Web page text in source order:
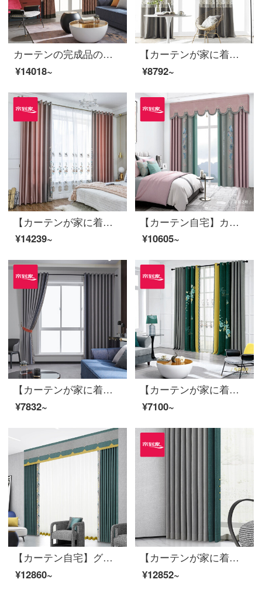
カーテンの完成品の高遮光ジャカードの軽奢底部にはカーテンを取り付けてカスタマイズします。金粉の世家の居間の寝室の床の窓は裏地LDC 20 SSC-48 Sフックを含みます。
¥14018~
【カーテンが家に着く】简欧高遮光シームレスに新商品のカーテンをつなぎます。ドットが高くて、精密で純色のリビングルーム。テーラーLDC 20 SSA-1201 Sフック/カーテンヘッドを含まない(高さ2.6メートル以内で変えられます。)Sカーテンセット/ダブルオープン(適用窓幅2-2.6メートル)
¥8792~
【カーテンが家に着く】新中国式カーテンの完成品の定型化は高遮光リビングルームの高精密な湯圓粉の花をつないで特注地窓JBLW-009 Sフック/カーテンヘッドを含まない(高さ2.6メートル以内で改変可能)XLのカーテンセット/ダブルオープン(適用窓幅3.5-4.1メートル)
¥14239~
【カーテン自宅】カーテン完成品ロマンチック田園シームレスに布のカーテンをつないで、日除けのリビングルームの純色の大花雪尼爾高遮光カスタム床の窓LDC 20 SSA-0644 Sフック/カーテンヘッドを含まない(高さ2.6 m以内で変更可能)XLのカーテンセット/ダブルオープン(適用窓幅3.5-4.1 m)
¥10605~
【カーテンが家に着く】軽贅沢で簡単な高遮光継ぎ手ロンドン雨夜カーテン製品2020新型リビングルームカスタムダウンウィンドウのカーテンLDC 20 SSC-56 Sフック/カーテンなし(高さ2.6 m以内で変更可能)XLのカーテンセット/ダブルオープン(適用窓幅3.2-3.5メートル)
¥7832~
【カーテンが家に着く】カーテン製品のブラインドロマンチック田園客間寝室シームレスにシェニールの高い遮光窓LDC 20 SSA-0101 Sフック（高さ2.6メートル以内で変更可能）Sブラインドセット/ダブルオープン（適用窓幅2-2.6メートル）
¥7100~
【カーテン自宅】グレンブルーカーテンの仕上がりは簡単で、現代の高遮光ジャカードのつなぎ合わせが定型化されています。ポリエステル千格鳥リビングルームの床の窓はJBLW 005 Sフックを注文します。
¥12860~
【カーテンが家に着く】高遮光光豪華カスタムスティッチング吉順客間の寝室のカーテン完成品綿麻提花定型地窓JBLW-003打孔/カーテンヘッドを含まない(高さ2.6メートル以内で改変可能)XLのカーテンセット/ダブルオープン(適用窓の幅4.1-1.4メートル)
¥12852~